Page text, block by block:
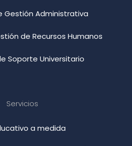
Gestión Administrativa
de Recursos Humanos
Soporte Universitario
Servicios
a medida